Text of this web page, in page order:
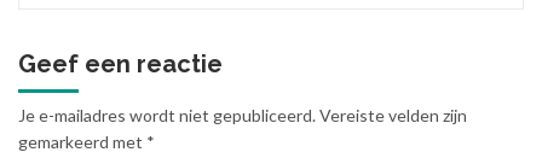
Geef een reactie
Je e-mailadres wordt niet gepubliceerd.Vereiste velden zijn
gemarkeerd met *